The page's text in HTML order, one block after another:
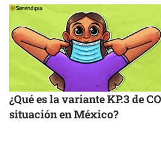
¿Qué es la variante KP.3 de
situación en México?